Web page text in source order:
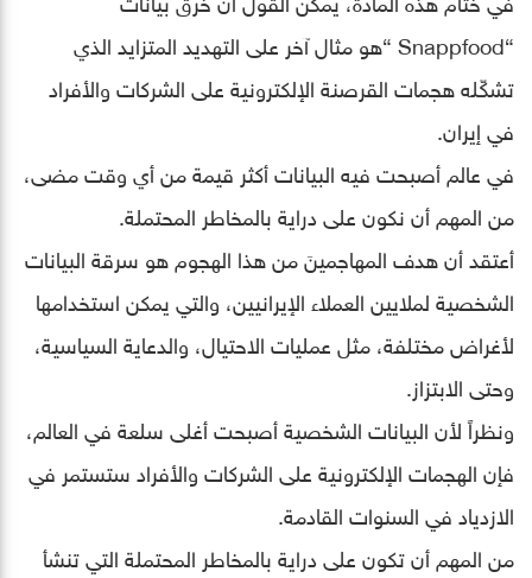
“Snappfood “هو مثال آخر على التهديد المتزايد الذي
تشكّله هجمات القرصنة الإلكترونية على الشركات والأفراد
في إيران.
في عالم أصبحت فيه البيانات أكثر قيمة من أي وقت مضى،
من المهم أن نكون على دراية بالمخاطر المحتملة.
أعتقد أن هدف المهاجمينَ من هذا الهجوم هو سرقة البيانات
الشخصية لملايين العملاء الإيرانيين، والتي يمكن استخدامها
لأغراض مختلفة، مثل عمليات الاحتيال، والدعاية السياسية،
وحتى الابتزاز.
ونظراً لأن البيانات الشخصية أصبحت أغلى سلعة في العالم،
فإن الهجمات الإلكترونية على الشركات والأفراد ستستمر في
الازدياد في السنوات القادمة.
من المهم أن تكون على دراية بالمخاطر المحتملة التي تنشأ